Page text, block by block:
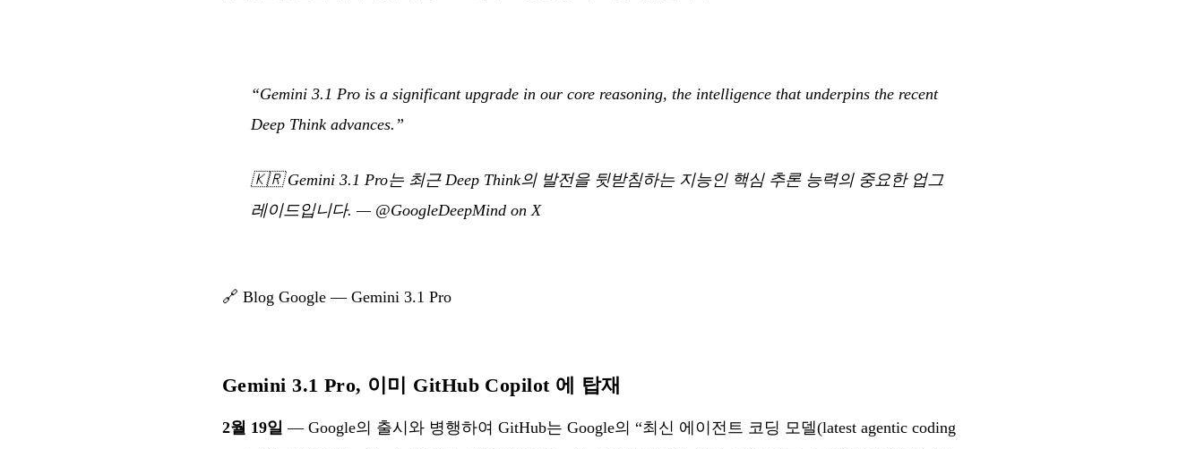
“Gemini 3.1 Pro is a significant upgrade in our core reasoning, the intelligence that underpins the recent
Deep Think advances.”
🇰🇷Gemini 3.1 Pro는 최근 Deep Think의 발전을 뒷받침하는 지능인 핵심 추론 능력의 중요한 업그
레이드입니다. — @GoogleDeepMind on X
🔗 Blog Google — Gemini 3.1 Pro
Gemini 3.1 Pro, 이미 GitHub Copilot 에 탑재
2월 19일 — Google의 출시와 병행하여 GitHub는 Google의 “최신 에이전트 코딩 모델(latest agentic coding